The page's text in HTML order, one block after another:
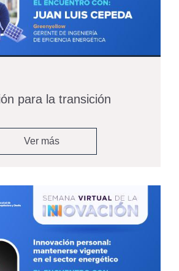
para la transición
Ver más